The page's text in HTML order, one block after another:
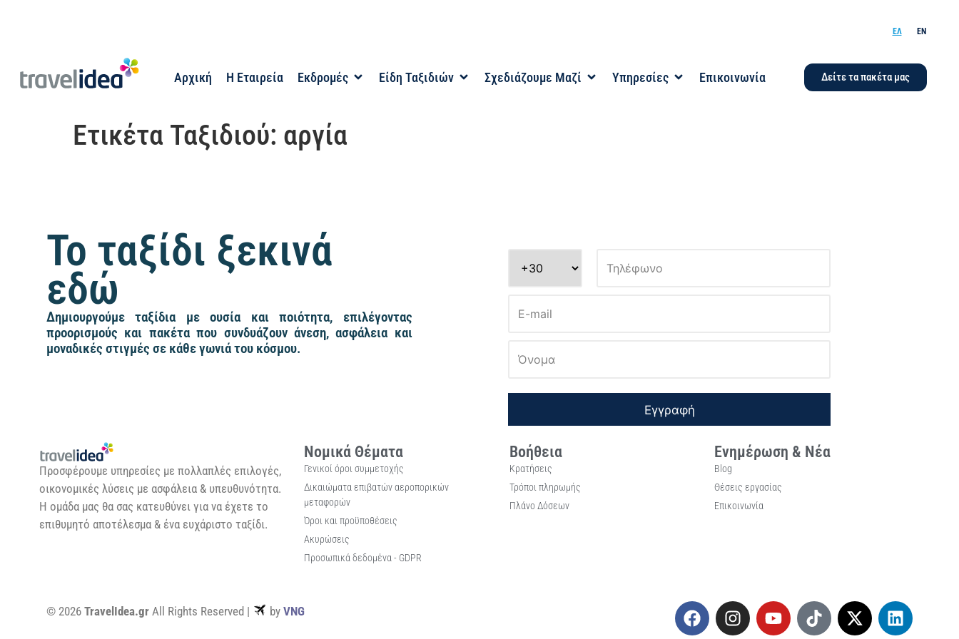
ΕΛ EN
Αρχική Η Εταιρεία Εκδρομές Είδη Ταξιδιών Σχεδιάζουμε Μαζί Υπηρεσίες Επικοινωνία Δείτε τα πακέτα μας
Ετικέτα Ταξιδιού: αργία
Το ταξίδι ξεκινά
εδώ
Δημιουργούμε ταξίδια με ουσία και ποιότητα, επιλέγοντας
προορισμούς και πακέτα που συνδυάζουν άνεση, ασφάλεια και
μοναδικές στιγμές σε κάθε γωνιά του κόσμου.
Εγγραφή
Προσφέρουμε υπηρεσίες με πολλαπλές επιλογές,
οικονομικές λύσεις με ασφάλεια & υπευθυνότητα.
Η ομάδα μας θα σας κατευθύνει για να έχετε το
επιθυμητό αποτέλεσμα & ένα ευχάριστο ταξίδι.
Νομικά Θέματα
Γενικοί όροι συμμετοχής
Δικαιώματα επιβατών αεροπορικών
μεταφορών
Όροι και προϋποθέσεις
Ακυρώσεις
Προσωπικά δεδομένα - GDPR
Βοήθεια
Κρατήσεις
Τρόποι πληρωμής
Πλάνο Δόσεων
Ενημέρωση & Νέα
Blog
Θέσεις εργασίας
Επικοινωνία
© 2026 TravelIdea.gr All Rights Reserved | by VNG